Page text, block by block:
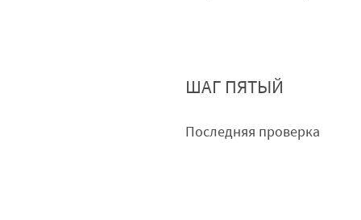
ШАГ ПЯТЫЙ
Последняя проверка